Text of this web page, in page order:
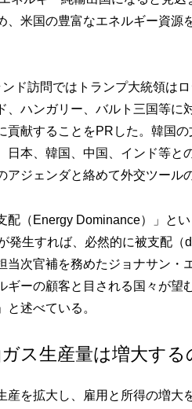
、米国の豊富なエネルギー資源
ド訪問ではトランプ大統領は
、ハンガリー、バルト三国等に
貢献することをPRした。韓国
日本、韓国、中国、インド等と
アジェンダと絡めて外交ツール
配（Energy Dominance）」と
発生すれば、必然的に被支配
当次官補を務めたジョナサン・
ギーの顧客と目される国々が望
と述べている。
ス生産量は増大する
産を拡大し、雇用と所得の増大